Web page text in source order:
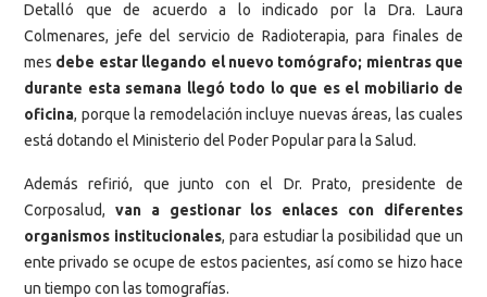
Detalló que de acuerdo a lo indicado por la Dra. Laura
Colmenares, jefe del servicio de Radioterapia, para finales de
mes debe estar llegando el nuevo tomógrafo; mientras que
durante esta semana llegó todo lo que es el mobiliario de
oficina, porque la remodelación incluye nuevas áreas, las cuales
está dotando el Ministerio del Poder Popular para la Salud.
Además refirió, que junto con el Dr. Prato, presidente de
Corposalud, van a gestionar los enlaces con diferentes
organismos institucionales, para estudiar la posibilidad que un
ente privado se ocupe de estos pacientes, así como se hizo hace
un tiempo con las tomografías.